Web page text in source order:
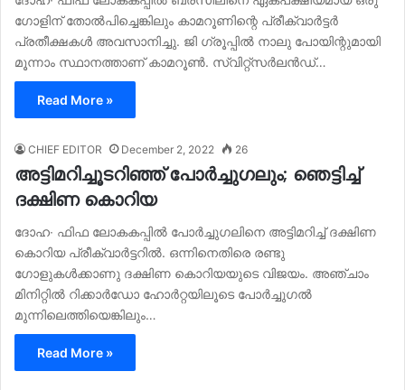
ഗോളിന് തോല്‍പിച്ചെങ്കിലും കാമറൂണിന്റെ പ്രീക്വാർട്ടർ
പ്രതീക്ഷകൾ അവസാനിച്ചു. ജി ഗ്രൂപ്പിൽ നാലു പോയിന്റുമായി
മൂന്നാം സ്ഥാനത്താണ് കാമറൂൺ. സ്വിറ്റ്‍സർലൻഡ്…
Read More »
CHIEF EDITOR December 2, 2022 26
അട്ടിമറിച്ചൂടറിഞ്ഞ് പോർ‌ച്ചുഗലും; ഞെട്ടിച്ച്
ദക്ഷിണ കൊറിയ
ദോഹ∙ ഫിഫ ലോകകപ്പിൽ പോർച്ചുഗലിനെ അട്ടിമറിച്ച് ദക്ഷിണ
കൊറിയ പ്രീക്വാർട്ടറില്‍. ഒന്നിനെതിരെ രണ്ടു
ഗോളുകൾക്കാണു ദക്ഷിണ കൊറിയയുടെ വിജയം. അഞ്ചാം
മിനിറ്റിൽ റിക്കാർഡോ ഹോർറ്റയിലൂടെ പോർച്ചുഗൽ
മുന്നിലെത്തിയെങ്കിലും…
Read More »